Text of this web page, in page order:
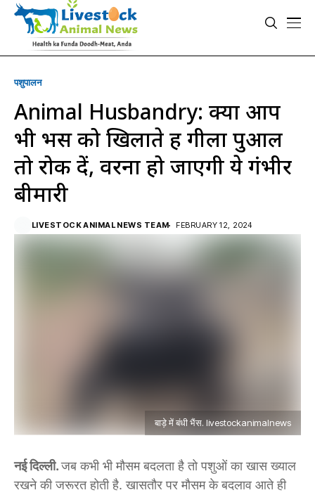
पशुपालन
Animal Husbandry: क्या आप
भी भैंस को खिलाते हैं गीला पुआल
तो रोक दें, वरना हो जाएगी ये गंभीर
बीमारी
LIVESTOCK ANIMAL NEWS TEAM FEBRUARY 12, 2024
बाड़े में बंधी भैंस. livestockanimalnews
नई दिल्ली.जब कभी भी मौसम बदलता है तो पशुओं का खास ख्याल
रखने की जरूरत होती है. खासतौर पर मौसम के बदलाव आते ही